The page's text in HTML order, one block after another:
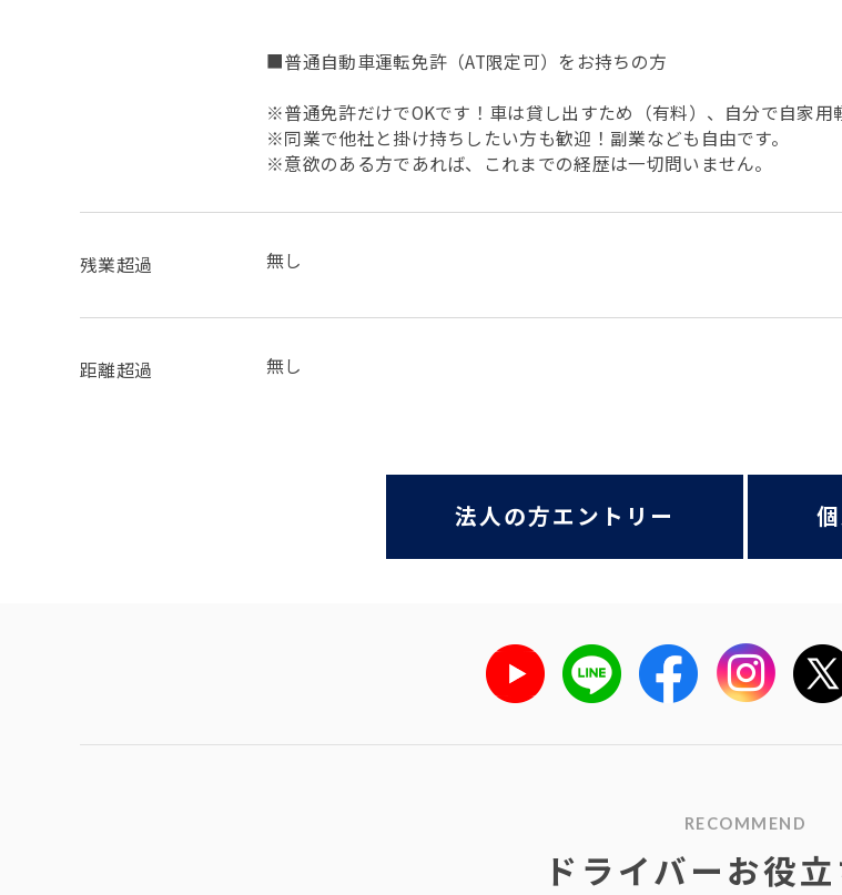
■普通自動車運転免許（AT限定可）をお持ちの方
※普通免許だけでOKです！車は貸し出すため（有料）、自分で自家用
※同業で他社と掛け持ちしたい方も歓迎！副業なども自由です。
※意欲のある方であれば、これまでの経歴は一切問いません。
残業超過 無し
距離超過 無し
法人の方エントリー
RECOMMEND
ドライバーお役